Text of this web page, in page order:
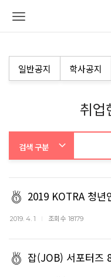
일반공지 학사공지
취업
2019 KOTRA 청년
2019. 4. 1 조회수 18179
잡(JOB) 서포터즈